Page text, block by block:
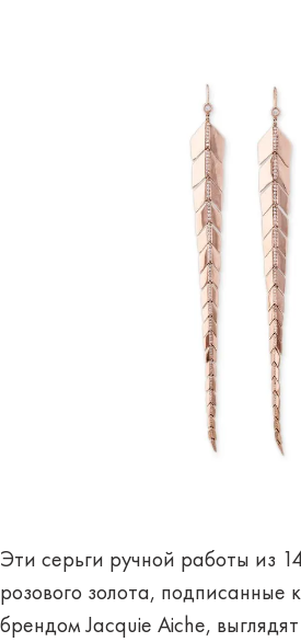
Эти серьги ручной работы из
розового золота, подписанные
брендом Jacquie Aiche,